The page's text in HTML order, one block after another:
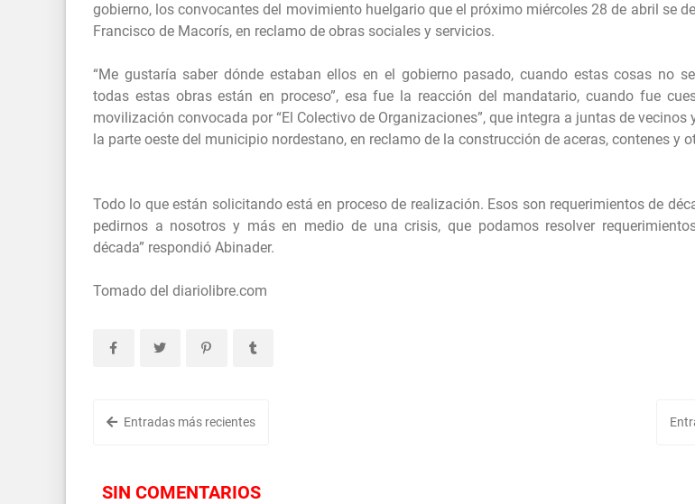
gobierno, los convocantes del movimiento huelgario que el próximo miércoles 28 de abril se
Francisco de Macorís, en reclamo de obras sociales y servicios.
“Me gustaría saber dónde estaban ellos en el gobierno pasado, cuando estas cosas no
todas estas obras están en proceso”, esa fue la reacción del mandatario, cuando fue
movilización convocada por “El Colectivo de Organizaciones”, que integra a juntas de vecinos
la parte oeste del municipio nordestano, en reclamo de la construcción de aceras, contenes y
Todo lo que están solicitando está en proceso de realización. Esos son requerimientos de
pedirnos a nosotros y más en medio de una crisis, que podamos resolver
década” respondió Abinader.
Tomado del diariolibre.com
Entradas más recientes
SIN COMENTARIOS